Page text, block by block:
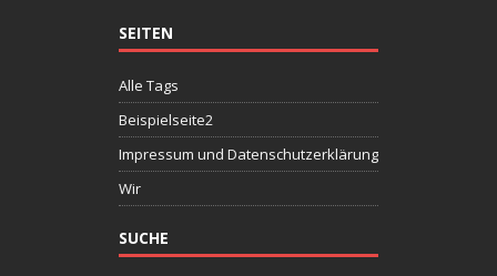
SEITEN
Alle Tags
Beispielseite2
Impressum und Datenschutzerklärung
Wir
SUCHE